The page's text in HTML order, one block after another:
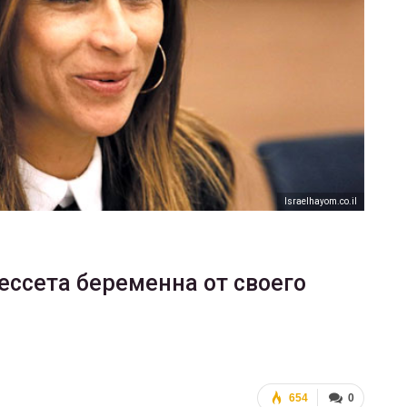
Israelhayom.co.il
беременна от своего
0
654
В Берлине отпраздновали
легализацию гей-браков
ГЕЙ-АЛЬЯНС УКРАИНА Июл 2, 2017